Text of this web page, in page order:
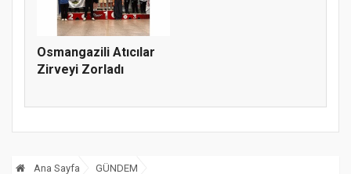
Osmangazili Atıcılar
Zirveyi Zorladı
Ana Sayfa GÜNDEM